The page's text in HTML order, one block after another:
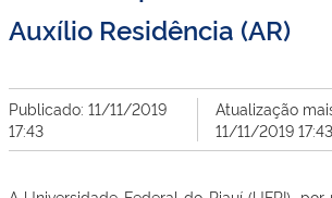
Auxílio Residência (AR)
Publicado: 11/11/2019
17:43
Atualização
11/11/2019 17:43